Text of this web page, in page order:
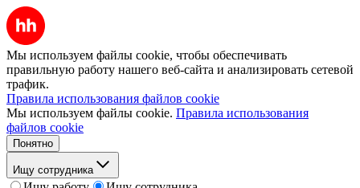
Мы используем файлы cookie, чтобы обеспечивать
правильную работу нашего веб-сайта и анализировать сетевой
трафик.
Правила использования файлов cookie
Мы используем файлы cookie. Правила использования
файлов cookie
Понятно
Ищу сотрудника